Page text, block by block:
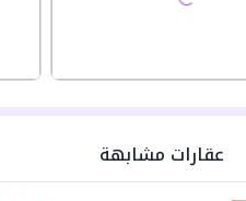
عقارات مشابهة